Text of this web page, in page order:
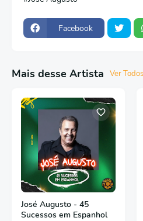
Facebook
Mais desse Artista Ver Todos
José Augusto - 45
Sucessos em Espanhol